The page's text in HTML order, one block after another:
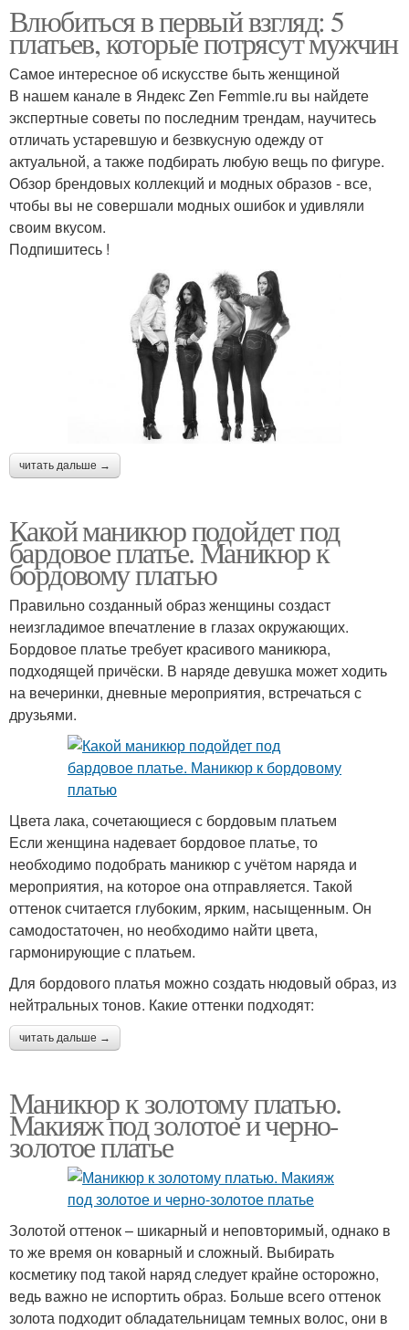
Влюбиться в первый взгляд: 5
платьев, которые потрясут мужчин
Самое интересное об искусстве быть женщиной
В нашем канале в Яндекс Zen Femmie.ru вы найдете
экспертные советы по последним трендам, научитесь
отличать устаревшую и безвкусную одежду от
актуальной, а также подбирать любую вещь по фигуре.
Обзор брендовых коллекций и модных образов - все,
чтобы вы не совершали модных ошибок и удивляли
своим вкусом.
Подпишитесь !
читать дальше →
Какой маникюр подойдет под
бардовое платье. Маникюр к
бордовому платью
Правильно созданный образ женщины создаст
неизгладимое впечатление в глазах окружающих.
Бордовое платье требует красивого маникюра,
подходящей причёски. В наряде девушка может ходить
на вечеринки, дневные мероприятия, встречаться с
друзьями.
Цвета лака, сочетающиеся с бордовым платьем
Если женщина надевает бордовое платье, то
необходимо подобрать маникюр с учётом наряда и
мероприятия, на которое она отправляется. Такой
оттенок считается глубоким, ярким, насыщенным. Он
самодостаточен, но необходимо найти цвета,
гармонирующие с платьем.
Для бордового платья можно создать нюдовый образ, из
нейтральных тонов. Какие оттенки подходят:
читать дальше →
Маникюр к золотому платью.
Макияж под золотое и черно-
золотое платье
Золотой оттенок – шикарный и неповторимый, однако в
то же время он коварный и сложный. Выбирать
косметику под такой наряд следует крайне осторожно,
ведь важно не испортить образ. Больше всего оттенок
золота подходит обладательницам темных волос, они в